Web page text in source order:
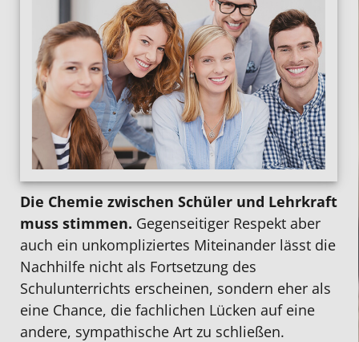
Die Chemie zwischen Schüler und Lehrkraft
muss stimmen. Gegenseitiger Respekt aber
auch ein unkompliziertes Miteinander lässt die
Nachhilfe nicht als Fortsetzung des
Schulunterrichts erscheinen, sondern eher als
eine Chance, die fachlichen Lücken auf eine
andere, sympathische Art zu schließen.